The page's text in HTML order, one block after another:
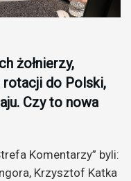
żołnierzy,
do Polski,
Czy to nowa
Komentarzy” byli:
Krzysztof Katka